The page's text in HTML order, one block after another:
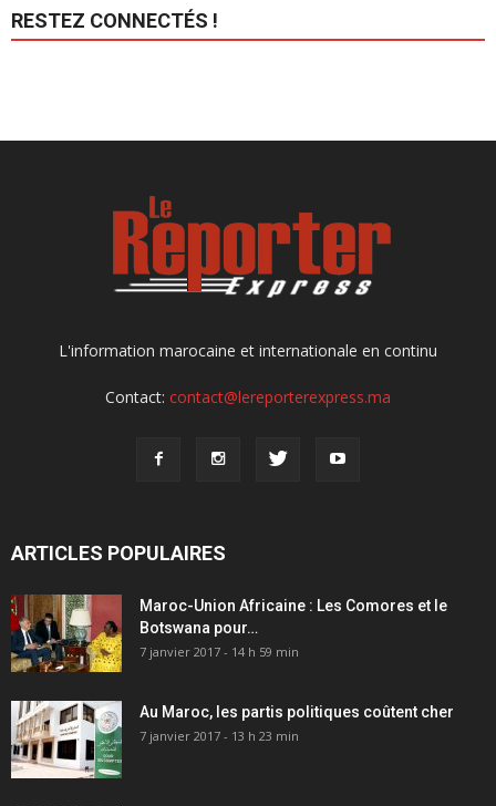
RESTEZ CONNECTÉS !
L'information marocaine et internationale en continu
Contact: contact@lereporterexpress.ma
ARTICLES POPULAIRES
Maroc-Union Africaine : Les Comores et le
Botswana pour…
7 janvier 2017 - 14 h 59 min
Au Maroc, les partis politiques coûtent cher
7 janvier 2017 - 13 h 23 min